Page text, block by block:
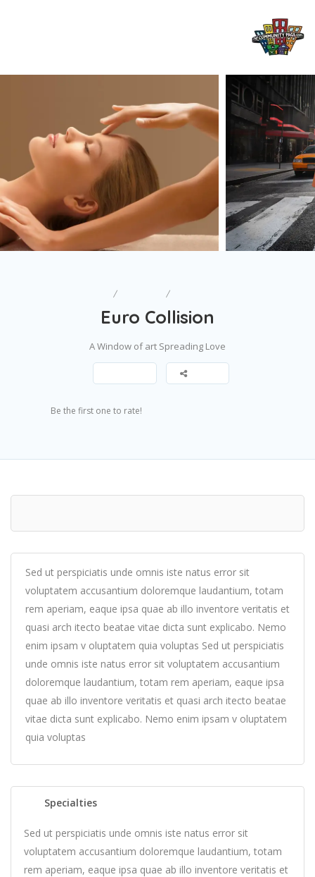
Euro Collision
A Window of art Spreading Love
Be the first one to rate!
Sed ut perspiciatis unde omnis iste natus error sit
voluptatem accusantium doloremque laudantium, totam
rem aperiam, eaque ipsa quae ab illo inventore veritatis et
quasi arch itecto beatae vitae dicta sunt explicabo. Nemo
enim ipsam v oluptatem quia voluptas Sed ut perspiciatis
unde omnis iste natus error sit voluptatem accusantium
doloremque laudantium, totam rem aperiam, eaque ipsa
quae ab illo inventore veritatis et quasi arch itecto beatae
vitae dicta sunt explicabo. Nemo enim ipsam v oluptatem
quia voluptas
Specialties
Sed ut perspiciatis unde omnis iste natus error sit
voluptatem accusantium doloremque laudantium, totam
rem aperiam, eaque ipsa quae ab illo inventore veritatis et